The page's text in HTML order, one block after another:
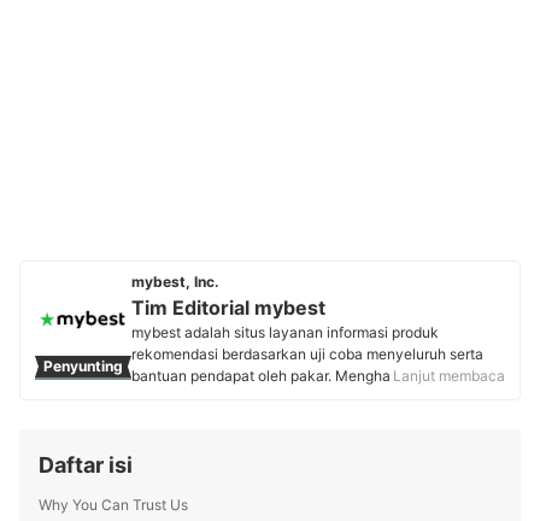
Penyunting
mybest, Inc.
Tim Editorial mybest
mybest adalah situs layanan informasi produk
rekomendasi berdasarkan uji coba menyeluruh serta
bantuan pendapat oleh pakar. Menghasilkan konten
Profil Tim Editorial mybest
Lanjut membaca
Daftar isi
Why You Can Trust Us